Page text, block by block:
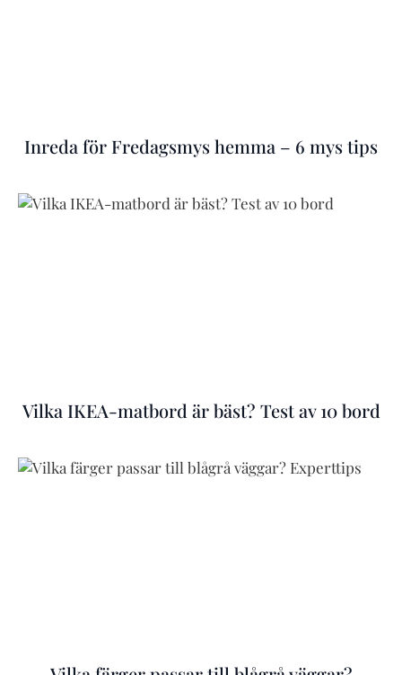
Inreda för Fredagsmys hemma – 6 mys tips
Vilka IKEA-matbord är bäst? Test av 10 bord